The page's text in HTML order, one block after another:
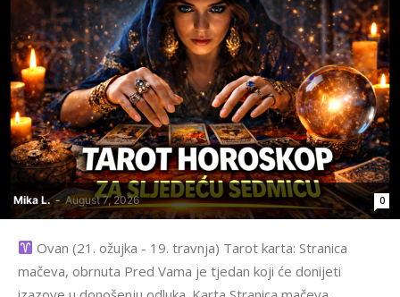
Mika L. - August 7, 2026 0
Ovan (21. ožujka - 19. travnja) Tarot karta: Stranica
mačeva, obrnuta Pred Vama je tjedan koji će donijeti